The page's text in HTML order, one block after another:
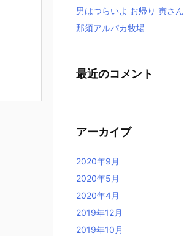
男はつらいよ お帰り 寅さん
那須アルパカ牧場
最近のコメント
アーカイブ
2020年9月
2020年5月
2020年4月
2019年12月
2019年10月